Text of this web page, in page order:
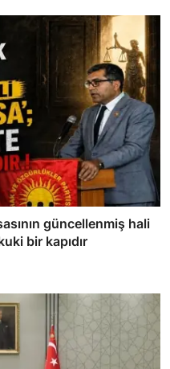
güncellenmiş hali
bir kapıdır